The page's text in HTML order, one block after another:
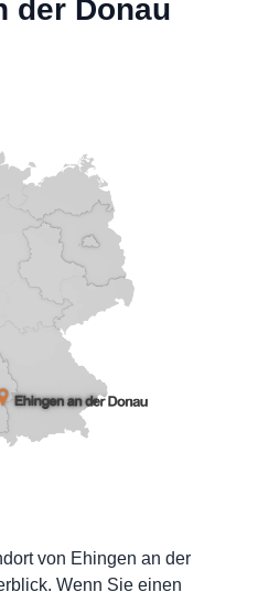
der Donau
von Ehingen an der
Wenn Sie einen